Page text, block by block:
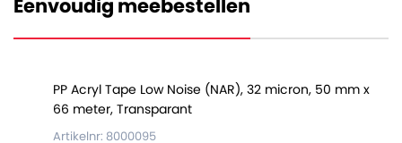
Eenvoudig meebestellen
PP Acryl Tape Low Noise (NAR), 32 micron, 50 mm x
66 meter, Transparant
Artikelnr: 8000095